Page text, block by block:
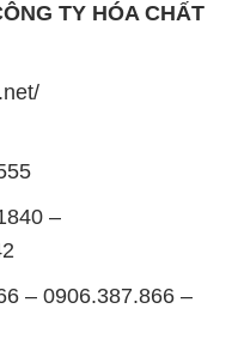
TY HÓA CHẤT
–
– 0906.387.866 –